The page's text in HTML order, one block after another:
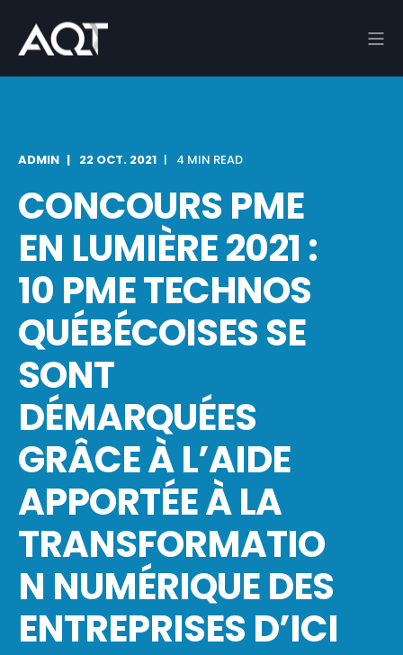
ADMIN 22 OCT. 2021 4 MIN READ
CONCOURS PME
EN LUMIÈRE 2021 :
10 PME TECHNOS
QUÉBÉCOISES SE
SONT
DÉMARQUÉES
GRÂCE À L’AIDE
APPORTÉE À LA
TRANSFORMATIO
N NUMÉRIQUE DES
ENTREPRISES D’ICI